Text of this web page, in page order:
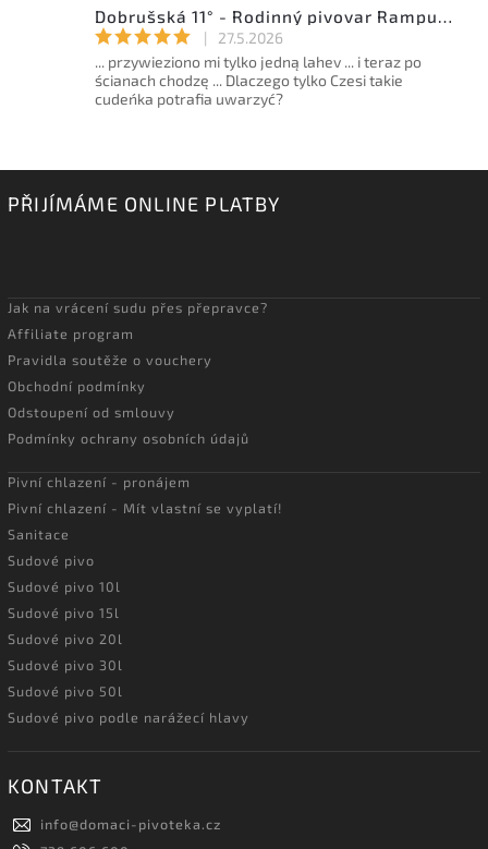
Dobrušská 11° - Rodinný pivovar Rampušák - 15l sud
|
27.5.2026
... przywieziono mi tylko jedną lahev ... i teraz po
ścianach chodzę ... Dlaczego tylko Czesi takie
cudeńka potrafia uwarzyć?
PŘIJÍMÁME ONLINE PLATBY
Jak na vrácení sudu přes přepravce?
Affiliate program
Pravidla soutěže o vouchery
Obchodní podmínky
Odstoupení od smlouvy
Podmínky ochrany osobních údajů
Pivní chlazení - pronájem
Pivní chlazení - Mít vlastní se vyplatí!
Sanitace
Sudové pivo
Sudové pivo 10l
Sudové pivo 15l
Sudové pivo 20l
Sudové pivo 30l
Sudové pivo 50l
Sudové pivo podle narážecí hlavy
KONTAKT
info@domaci-pivoteka.cz